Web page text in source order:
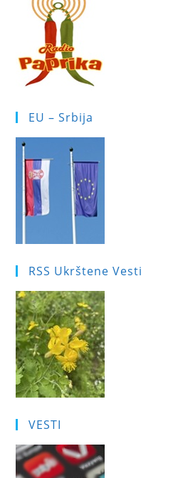
EU – Srbija
RSS Ukrštene Vesti
VESTI